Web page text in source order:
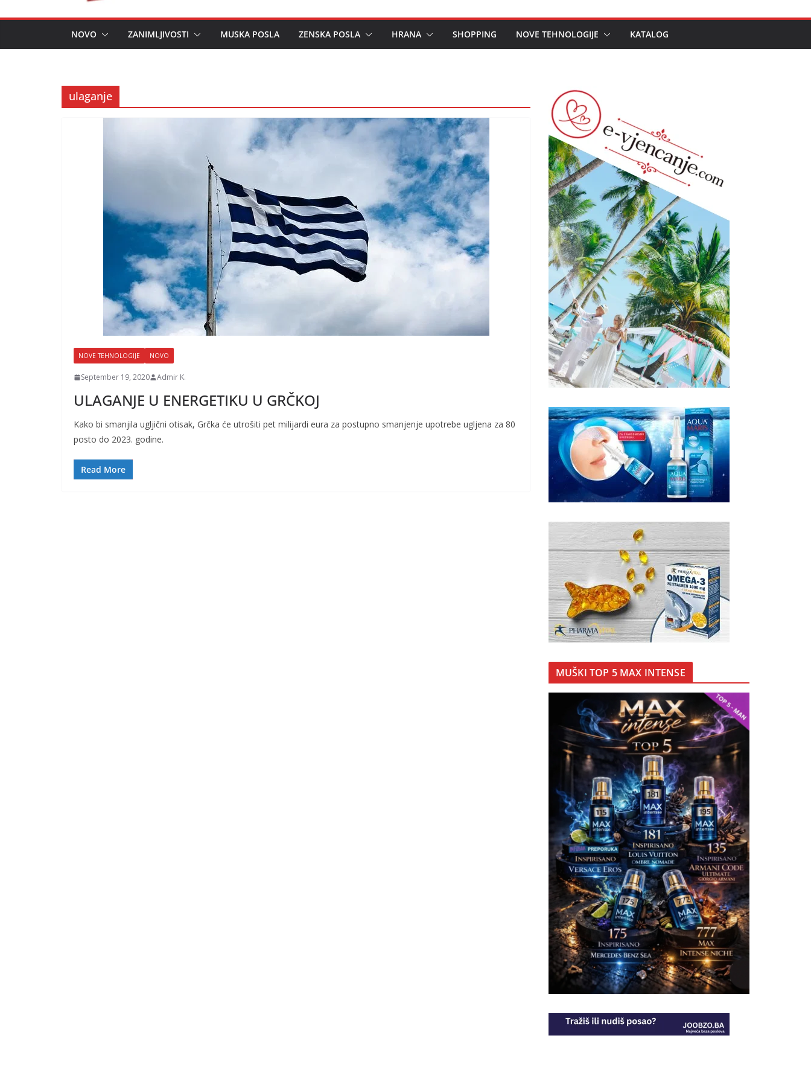
NOVO ZANIMLJIVOSTI MUSKA POSLA ZENSKA POSLA HRANA SHOPPING NOVE TEHNOLOGIJE KATALOG
ulaganje
NOVE TEHNOLOGIJE NOVO
September 19, 2020 Admir K.
ULAGANJE U ENERGETIKU U GRČKOJ
Kako bi smanjila ugljični otisak, Grčka će utrošiti pet milijardi eura za postupno smanjenje upotrebe ugljena za 80
posto do 2023. godine.
Read More
MUŠKI TOP 5 MAX INTENSE